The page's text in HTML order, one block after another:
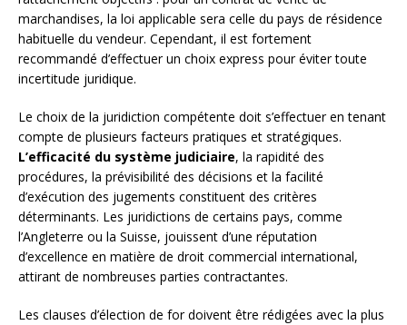
marchandises, la loi applicable sera celle du pays de résidence
habituelle du vendeur. Cependant, il est fortement
recommandé d’effectuer un choix express pour éviter toute
incertitude juridique.
Le choix de la juridiction compétente doit s’effectuer en tenant
compte de plusieurs facteurs pratiques et stratégiques.
L’efficacité du système judiciaire, la rapidité des
procédures, la prévisibilité des décisions et la facilité
d’exécution des jugements constituent des critères
déterminants. Les juridictions de certains pays, comme
l’Angleterre ou la Suisse, jouissent d’une réputation
d’excellence en matière de droit commercial international,
attirant de nombreuses parties contractantes.
Les clauses d’élection de for doivent être rédigées avec la plus